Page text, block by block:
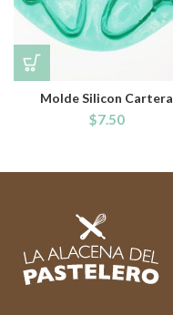
Molde Silicon Cartera
$7.50